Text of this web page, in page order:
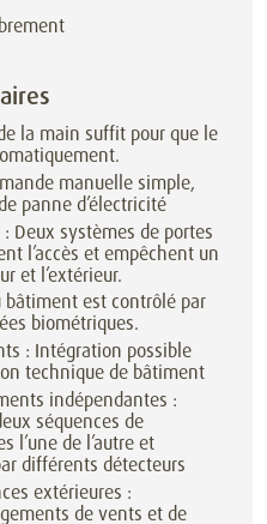
la main suffit pour que le
manuelle simple,
panne d’électricité
Deux systèmes de portes
l’accès et empêchent un
et l’extérieur.
bâtiment est contrôlé par
biométriques.
: Intégration possible
technique de bâtiment
indépendantes :
séquences de
l’une de l’autre et
différents détecteurs
extérieures :
de vents et de